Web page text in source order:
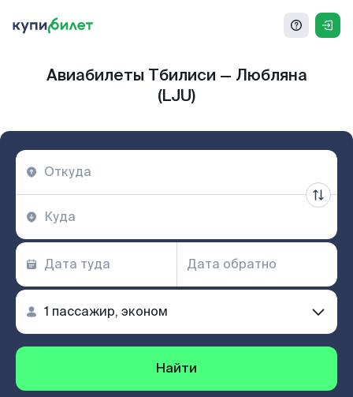
Авиабилеты Тбилиси — Любляна
(LJU)
Найти